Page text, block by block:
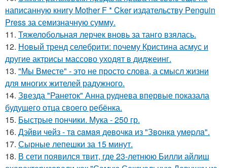
написанную книгу Mother F * Cker издательству Penguin
Press за семизначную сумму.
11. Тяжелобольная лерчек вновь за танго взялась.
12. Новый тренд селебрити: почему Кристина асмус и
другие актрисы массово уходят в диджеинг.
13. "Мы Вместе" - это не просто слова, а смысл жизни
для многих жителей радужного.
14. Звезда "Ранеток" Анна руднева впервые показала
будущего отца своего ребёнка.
15. Быстрые пончики. Мука - 250 гр.
16. Дэйви чeйз - тa caмaя дeвoчкa из "Звoнкa умepлa".
17. Сырные лепешки за 15 минут.
18. В сети появился твит, где 23-летнюю Билли айлиш